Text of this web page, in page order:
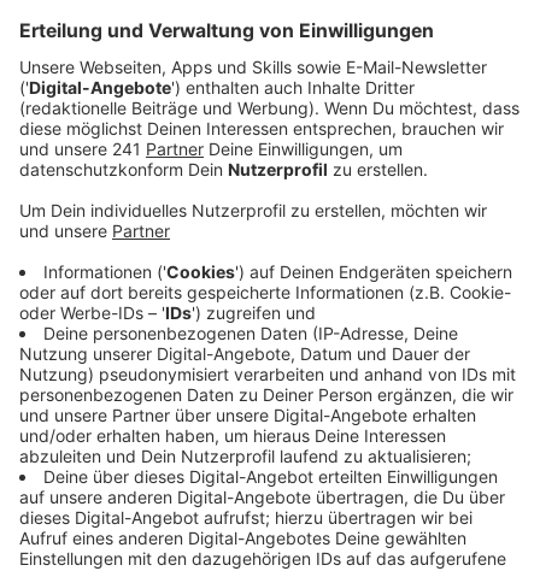
Explosion nach aktuellem Stand zwei Todesopfer
gefordert.
Veröffentlicht:Mittwoch, 28.07.2021 06:53
Anzeige
Am Dienstagvormittag hatte es gegen halb 10 aus
ungeklärter Ursache eine Explosion am Tanklager des
Entsorgungszentrums in Bürrig gegeben. Dort brannte
ein Tank mit organischen Lösungsmitteln. Die
Qualmwolke zog über die Stadt, der Rauch war bis
nach Dortmund zu riechen. In Leverkusen, Solingen und
Teile des Bergischen waren die Leute dazu
aufgefordert, drinnen zu bleiben und Fenster und
Türen zu schließen.